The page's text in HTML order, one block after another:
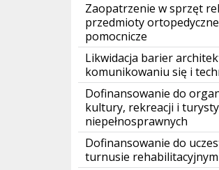
Zaopatrzenie w sprzęt
przedmioty
pomocnicze
Likwidacja barier
komunikowaniu się i
Dofinansowanie do
kultury, rekreacji i
niepełnosprawnych
Dofinansowanie do
turnusie rehabilitacyjnym